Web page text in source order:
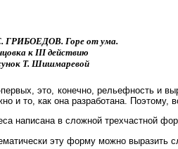
ГРИБОЕДОВ. Горе от ума.
к III действию
Т. Шишмаревой
это, конечно, рельефность и
и то, как она разработана.
написана в сложной трехчастной
эту форму можно